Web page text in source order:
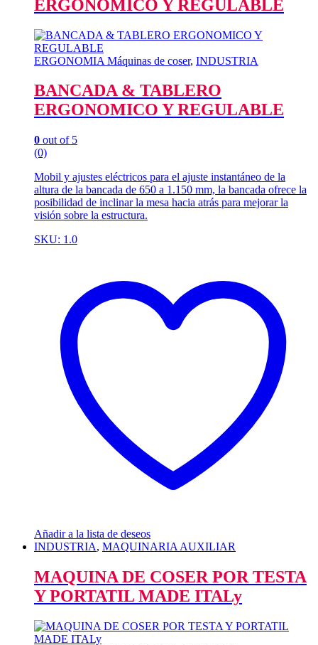
ERGONOMICO Y REGULABLE
ERGONOMIA Máquinas de coser, INDUSTRIA
BANCADA & TABLERO
ERGONOMICO Y REGULABLE
0 out of 5
(0)
Mobil y ajustes eléctricos para el ajuste instantáneo de la
altura de la bancada de 650 a 1.150 mm, la bancada ofrece la
posibilidad de inclinar la mesa hacia atrás para mejorar la
visión sobre la estructura.
SKU: 1.0
Añadir a la lista de deseos
INDUSTRIA, MAQUINARIA AUXILIAR
MAQUINA DE COSER POR TESTA
Y PORTATIL MADE ITALy